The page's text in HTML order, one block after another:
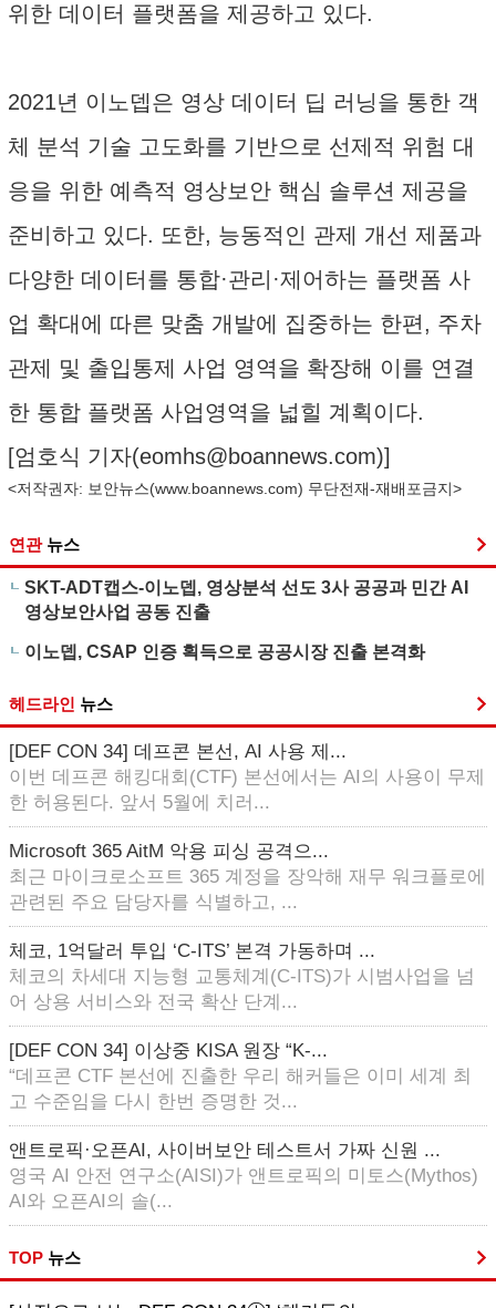
위한 데이터 플랫폼을 제공하고 있다.
2021년 이노뎁은 영상 데이터 딥 러닝을 통한 객
체 분석 기술 고도화를 기반으로 선제적 위험 대
응을 위한 예측적 영상보안 핵심 솔루션 제공을
준비하고 있다. 또한, 능동적인 관제 개선 제품과
다양한 데이터를 통합·관리·제어하는 플랫폼 사
업 확대에 따른 맞춤 개발에 집중하는 한편, 주차
관제 및 출입통제 사업 영역을 확장해 이를 연결
한 통합 플랫폼 사업영역을 넓힐 계획이다.
[엄호식 기자(eomhs@boannews.com)]
<저작권자: 보안뉴스(www.boannews.com) 무단전재-재배포금지>
연관 뉴스
SKT-ADT캡스-이노뎁, 영상분석 선도 3사 공공과 민간 AI
영상보안사업 공동 진출
이노뎁, CSAP 인증 획득으로 공공시장 진출 본격화
헤드라인 뉴스
[DEF CON 34] 데프콘 본선, AI 사용 제...
이번 데프콘 해킹대회(CTF) 본선에서는 AI의 사용이 무제
한 허용된다. 앞서 5월에 치러...
Microsoft 365 AitM 악용 피싱 공격으...
최근 마이크로소프트 365 계정을 장악해 재무 워크플로에
관련된 주요 담당자를 식별하고, ...
체코, 1억달러 투입 ‘C-ITS’ 본격 가동하며 ...
체코의 차세대 지능형 교통체계(C-ITS)가 시범사업을 넘
어 상용 서비스와 전국 확산 단계...
[DEF CON 34] 이상중 KISA 원장 “K-...
“데프콘 CTF 본선에 진출한 우리 해커들은 이미 세계 최
고 수준임을 다시 한번 증명한 것...
앤트로픽·오픈AI, 사이버보안 테스트서 가짜 신원 ...
영국 AI 안전 연구소(AISI)가 앤트로픽의 미토스(Mythos)
AI와 오픈AI의 솔(...
TOP 뉴스